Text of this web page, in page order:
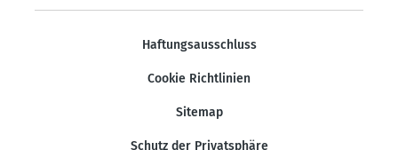
Haftungsausschluss
Cookie Richtlinien
Sitemap
Schutz der Privatsphäre